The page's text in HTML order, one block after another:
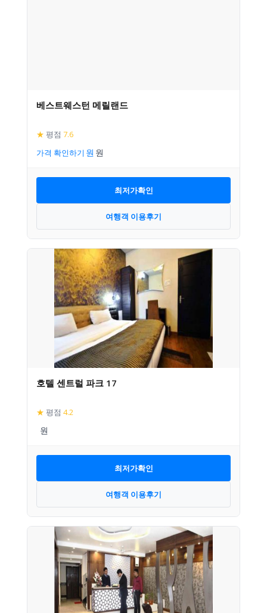
베스트웨스턴 메릴랜드
★ 평점 7.6
가격 확인하기
최저가확인
여행객 이용후기
호텔 센트럴 파크 17
★ 평점 4.2
최저가확인
여행객 이용후기